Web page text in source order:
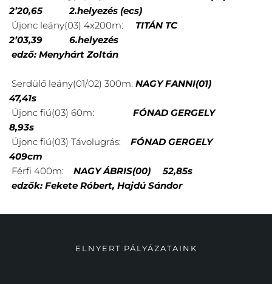
2’20,65 2.helyezés (ecs)
Újonc leány(03) 4x200m: TITÁN TC
2’03,39 6.helyezés
edző: Menyhárt Zoltán
Serdülő leány(01/02) 300m: NAGY FANNI(01)
47,41s
Újonc fiú(03) 60m: FÓNAD GERGELY
8,93s
Újonc fiú(03) Távolugrás: FÓNAD GERGELY
409cm
Férfi 400m: NAGY ÁBRIS(00) 52,85s
edzők: Fekete Róbert, Hajdú Sándor
ELNYERT PÁLYÁZATAINK